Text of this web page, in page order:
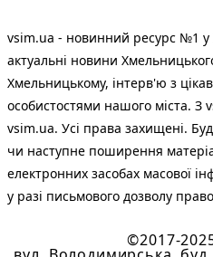
vsim.ua - новинний ресурс №1 у
актуальні новини
Хмельницькому, інтерв'ю з
особистостями нашого міста.
vsim.ua. Усі права захищені.
чи наступне поширення
електронних засобах масової
у разі письмового дозволу
©2017-